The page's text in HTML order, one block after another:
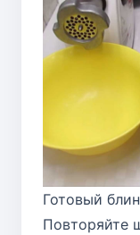
Готовый
Повторяйте